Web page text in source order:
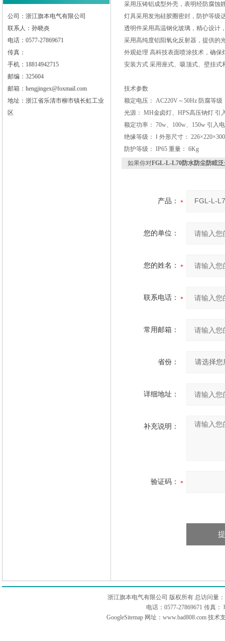
公司：浙江旗本电气有限公司
联系人：孙晓炎
电话：0577-27869671
传真：
手机：18814942715
邮编：325604
邮箱：hengjingex@foxmail.com
地址：浙江省乐清市柳市镇长虹工业
区
采用压铸铝成型外壳，表明经防腐蚀
灯具采用发泡硅胶圈密封，防护等级
透明件采用高温钢化玻璃，精心设计
采用高纯度铝阳氧化反射器，提供的
外观处理 高科技表面喷涂技术，确
安装方式 采用座式、吸顶式、壁挂
技术参数
额定电压： AC220V～50Hz 防腐等级
光源： MH金卤灯、HPS高压钠灯 引
额定功率： 70w、100w、150w 引入
绝缘等级： Ⅰ 外形尺寸： 226×220×300
防护等级： IP65 重量： 6Kg
如果你对FGL-L-L70防水防尘防眩
产品：
您的单位：
您的姓名：
联系电话：
常用邮箱：
省份：
详细地址：
补充说明：
验证码：
浙江旗本电气有限公司 版权所有 总访问量：
电话：0577-27869671 传真
GoogleSitemap 网址：www.bad808.com 技